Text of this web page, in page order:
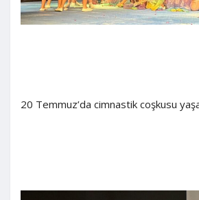
20 Temmuz’da cimnastik coşkusu